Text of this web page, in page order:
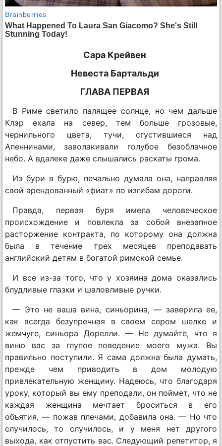
Сара Крейвен
Невеста Бартальди
ГЛАВА ПЕРВАЯ
В Риме светило палящее солнце, но чем дальше
Клэр ехала на север, тем больше грозовые,
чернильного цвета, тучи, сгустившиеся над
Апеннинами, заволакивали голубое безоблачное
небо. А вдалеке даже слышались раскаты грома.
Из бури в бурю, печально думала она, направляя
свой арендованный «фиат» по изгибам дороги.
Правда, первая буря имела человеческое
происхождение и повлекла за собой внезапное
расторжение контракта, по которому она должна
была в течение трех месяцев преподавать
английский детям в богатой римской семье.
И все из-за того, что у хозяина дома оказались
блудливые глазки и шаловливые ручки.
— Это не ваша вина, синьорина, — заверила ее,
как всегда безупречная в своем сером шелке и
жемчуге, синьора Дорелли. — Не думайте, что я
виню вас за глупое поведение моего мужа. Вы
правильно поступили. Я сама должна была думать,
прежде чем приводить в дом молодую
привлекательную женщину. Надеюсь, что благодаря
уроку, который вы ему преподали, он поймет, что не
каждая женщина мечтает броситься в его
объятия, — пожав плечами, добавила она. — Но что
случилось, то случилось, и у меня нет другого
выхода, как отпустить вас. Следующий репетитор, я